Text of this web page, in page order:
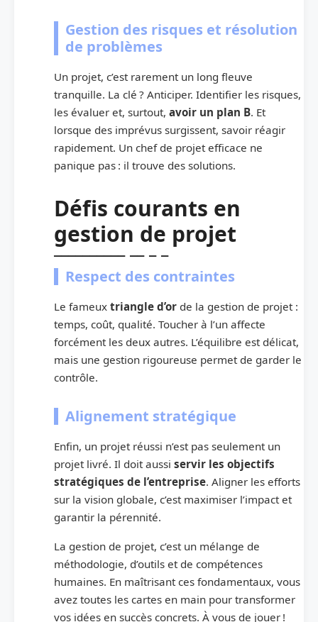
Gestion des risques et résolution
de problèmes
Un projet, c’est rarement un long fleuve
tranquille. La clé ? Anticiper. Identifier les risques,
les évaluer et, surtout, avoir un plan B. Et
lorsque des imprévus surgissent, savoir réagir
rapidement. Un chef de projet efficace ne
panique pas : il trouve des solutions.
Défis courants en
gestion de projet
Respect des contraintes
Le fameux triangle d’or de la gestion de projet :
temps, coût, qualité. Toucher à l’un affecte
forcément les deux autres. L’équilibre est délicat,
mais une gestion rigoureuse permet de garder le
contrôle.
Alignement stratégique
Enfin, un projet réussi n’est pas seulement un
projet livré. Il doit aussi servir les objectifs
stratégiques de l’entreprise. Aligner les efforts
sur la vision globale, c’est maximiser l’impact et
garantir la pérennité.
La gestion de projet, c’est un mélange de
méthodologie, d’outils et de compétences
humaines. En maîtrisant ces fondamentaux, vous
avez toutes les cartes en main pour transformer
vos idées en succès concrets. À vous de jouer !